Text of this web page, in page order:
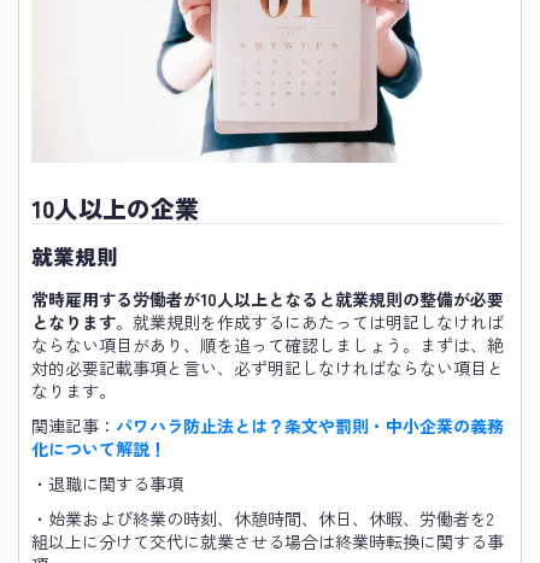
10人以上の企業
就業規則
常時雇用する労働者が10人以上となると就業規則の整備が必要
となります。就業規則を作成するにあたっては明記しなければ
ならない項目があり、順を追って確認しましょう。まずは、絶
対的必要記載事項と言い、必ず明記しなければならない項目と
なります。
関連記事： パワハラ防止法とは？条文や罰則・中小企業の義務
化について解説！
・退職に関する事項
・始業および終業の時刻、休憩時間、休日、休暇、労働者を2
組以上に分けて交代に就業させる場合は終業時転換に関する事